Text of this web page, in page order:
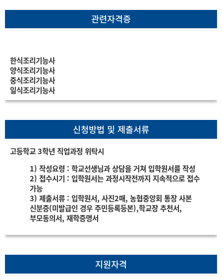
관련자격증
한식조리기능사
양식조리기능사
중식조리기능사
일식조리기능사
신청방법 및 제출서류
고등학교 3학년 직업과정 위탁시
1) 작성요령 : 학교선생님과 상담을 거쳐 입학원서를 작성
2) 접수시기 : 입학원서는 과정시작전까지 지속적으로 접수
가능
3) 제출서류 : 입학원서, 사진2매, 농협중앙회 통장 사본
신분증(미발급인 경우 주민등록등본),학교장 추천서,
부모동의서, 재학증명서
지원자격